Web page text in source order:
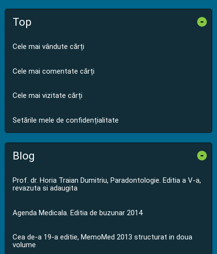
Top -
Cele mai vândute cărți
Cele mai comentate cărți
Cele mai vizitate cărți
Setările mele de confidențialitate
Blog -
Prof. dr. Horia Traian Dumitriu, Paradontologie. Editia a V-a,
revazuta si adaugita
Agenda Medicala. Editia de buzunar 2014
Cea de-a 19-a editie, MemoMed 2013 structurat in doua
volume